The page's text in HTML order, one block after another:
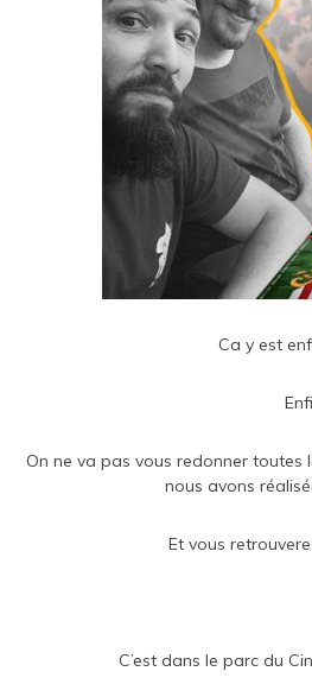
Ca y est
On ne va pas vous redonner toutes
nous avons
Et vous
C’est dans le parc du